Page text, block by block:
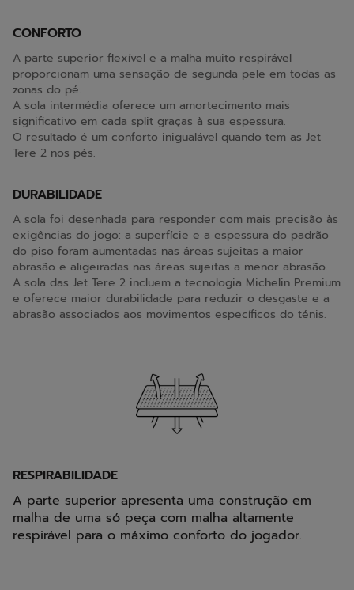
CONFORTO
A parte superior flexível e a malha muito respirável
proporcionam uma sensação de segunda pele em todas as
zonas do pé.
A sola intermédia oferece um amortecimento mais
significativo em cada split graças à sua espessura.
O resultado é um conforto inigualável quando tem as Jet
Tere 2 nos pés.
DURABILIDADE
A sola foi desenhada para responder com mais precisão às
exigências do jogo: a superfície e a espessura do padrão
do piso foram aumentadas nas áreas sujeitas a maior
abrasão e aligeiradas nas áreas sujeitas a menor abrasão.
A sola das Jet Tere 2 incluem a tecnologia Michelin Premium
e oferece maior durabilidade para reduzir o desgaste e a
abrasão associados aos movimentos específicos do ténis.
RESPIRABILIDADE
A parte superior apresenta uma construção em
malha de uma só peça com malha altamente
respirável para o máximo conforto do jogador.